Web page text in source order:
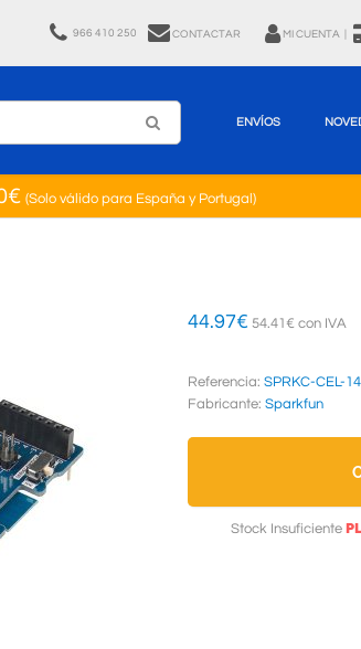
966 410 250 CONTACTAR MI CUENTA
ENVÍOS
(Solo válido para España y Portugal)
44.97€ 54.41€ con IVA
Referencia: SPRKC-CEL-
Fabricante: Sparkfun
Stock Insuficiente